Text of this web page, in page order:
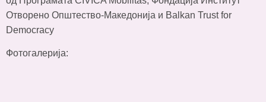
Отворено Општество-Македонија и Balkan Trust for
Democracy
Фотогалерија: